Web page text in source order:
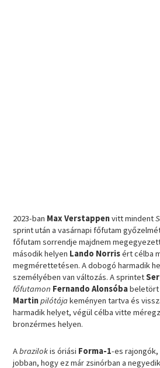
2023-ban Max Verstappenvitt mindent
sprint után a vasárnapi főfutam
főfutam sorrendje majdnem
második helyen Lando Norrisért célba
megmérettetésen. A dobogó harmadik
személyében van változás. A sprintet
főfutamon Fernando Alonsóbabeletört
Martinpilótájakeményen tartva és
harmadik helyet, végül célba vitte
bronzérmes helyen.
Abrazilokis óriási Forma-1-es
jobban, hogy ez már zsinórban a